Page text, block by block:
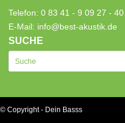
Telefon: 0 83 41 - 9 09 27 - 40
E-Mail: info@best-akustik.de
SUCHE
© Copyright - Dein Basss